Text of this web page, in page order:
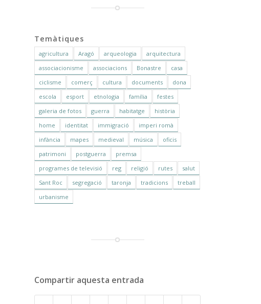
Temàtiques
agricultura Aragó arqueologia
arquitectura
associacionisme
associacions Bonastre
casa
ciclisme
comerç cultura documents
dona
escola
esport etnologia família
festes
galeria de fotos
guerra habitatge
història
home
identitat immigració
imperi romà
infància
mapes medieval música
oficis
patrimoni
postguerra
premsa
programes de televisió
reg religió rutes
salut
Sant Roc
segregació taronja tradicions
treball
urbanisme
Compartir aquesta entrada